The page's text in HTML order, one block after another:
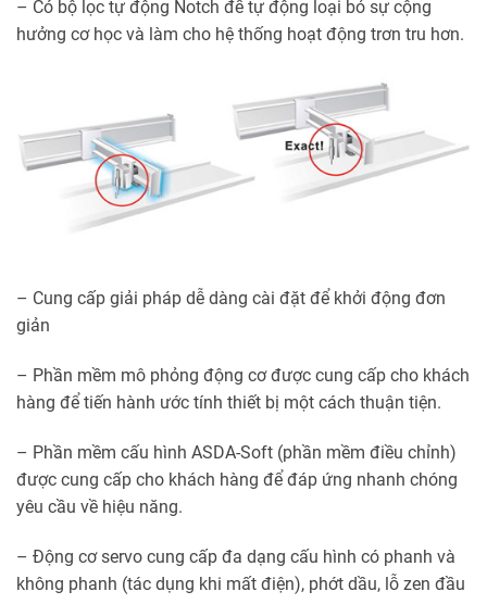
– Có bộ lọc tự động Notch để tự động loại bỏ sự cộng
hưởng cơ học và làm cho hệ thống hoạt động trơn tru hơn.
– Cung cấp giải pháp dễ dàng cài đặt để khởi động đơn
giản
– Phần mềm mô phỏng động cơ được cung cấp cho khách
hàng để tiến hành ước tính thiết bị một cách thuận tiện.
– Phần mềm cấu hình ASDA-Soft (phần mềm điều chỉnh)
được cung cấp cho khách hàng để đáp ứng nhanh chóng
yêu cầu về hiệu năng.
– Động cơ servo cung cấp đa dạng cấu hình có phanh và
không phanh (tác dụng khi mất điện), phớt dầu, lỗ zen đầu